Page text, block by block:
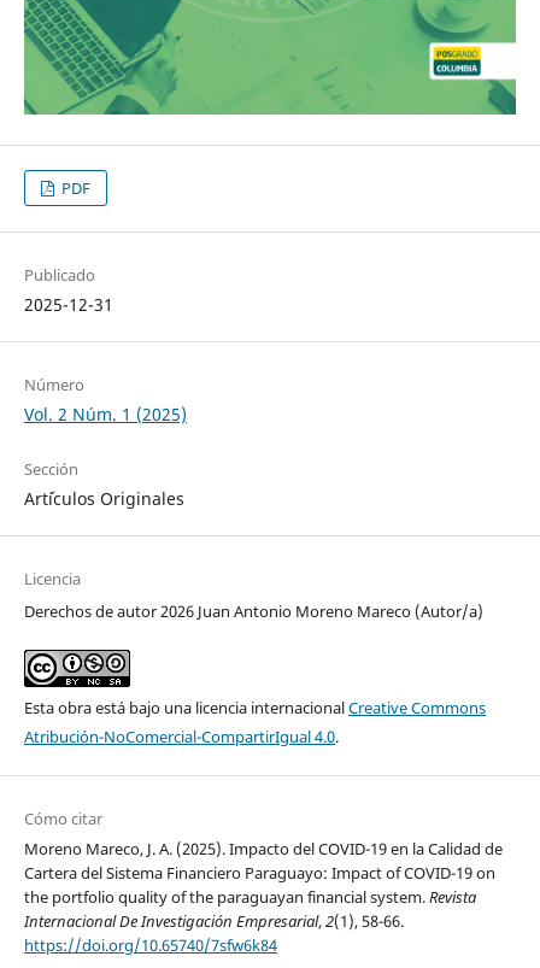
PDF
Publicado
2025-12-31
Número
Vol. 2 Núm. 1 (2025)
Sección
Art´ículos Originales
Licencia
Derechos de autor 2026 Juan Antonio Moreno Mareco (Autor/a)
Esta obra está bajo una licencia internacionalCreative Commons
Atribución-NoComercial-CompartirIgual 4.0.
Cómo citar
Moreno Mareco, J. A. (2025). Impacto del COVID-19 en la Calidad de
Cartera del Sistema Financiero Paraguayo: Impact of COVID-19 on
the portfolio quality of the paraguayan financial system.Revista
Internacional De Investigación Empresarial,2(1), 58-66.
https://doi.org/10.65740/7sfw6k84